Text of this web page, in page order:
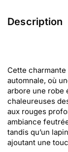
Description
Cette
automnale, où
arbore une robe
chaleureuses
aux rouges
ambiance
tandis qu’un
ajoutant une